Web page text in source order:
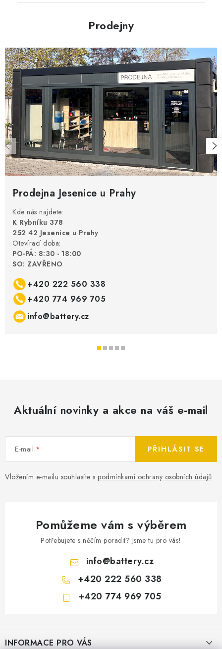
Prodejny
Prodejna Jesenice u Prahy
Kde nás najdete:
K Rybníku 378
252 42 Jesenice u Prahy
Otevírací doba:
PO-PÁ: 8:30 - 18:00
SO: ZAVŘENO
+420 222 560 338
+420 774 969 705
info@battery.cz
Aktuální novinky a akce na váš e-mail
E-mail
Vložením e-mailu souhlasíte s podmínkami ochrany osobních údajů
PŘIHLÁSIT SE
Pomůžeme vám s výběrem
Potřebujete s něčím poradit? Jsme tu pro vás!
info@battery.cz
+420 222 560 338
+420 774 969 705
INFORMACE PRO VÁS